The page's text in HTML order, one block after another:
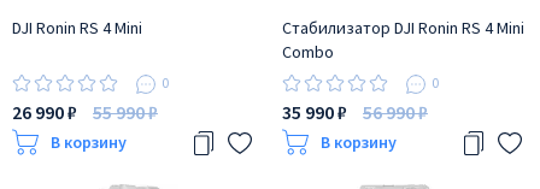
DJI Ronin RS 4 Mini
0
26 990 ₽ 55 990 ₽
В корзину
Стабилизатор DJI Ronin RS 4 Mini
Combo
0
35 990 ₽ 56 990 ₽
В корзину